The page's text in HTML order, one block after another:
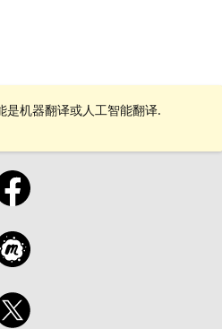
是机器翻译或人工智能翻译.